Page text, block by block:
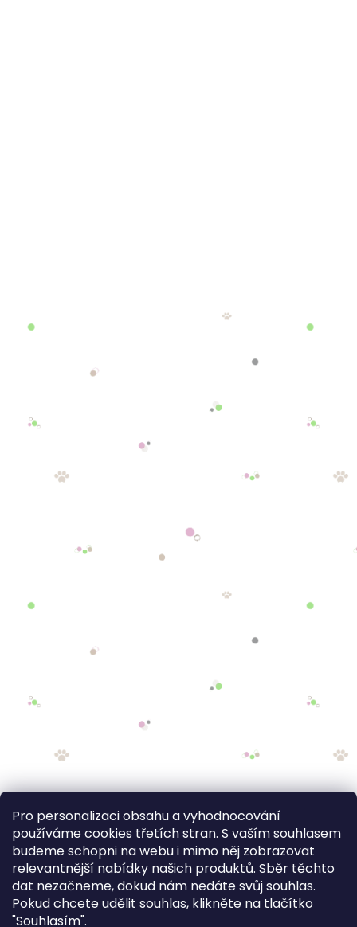
Pro personalizaci obsahu a vyhodnocování
používáme cookies třetích stran. S vaším souhlasem
budeme schopni na webu i mimo něj zobrazovat
relevantnější nabídky našich produktů. Sběr těchto
dat nezačneme, dokud nám nedáte svůj souhlas.
Pokud chcete udělit souhlas, klikněte na tlačítko
"Souhlasím".